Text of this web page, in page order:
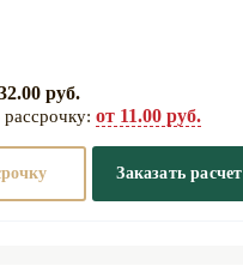
руб.
от 11.00 руб.
Заказать расчет